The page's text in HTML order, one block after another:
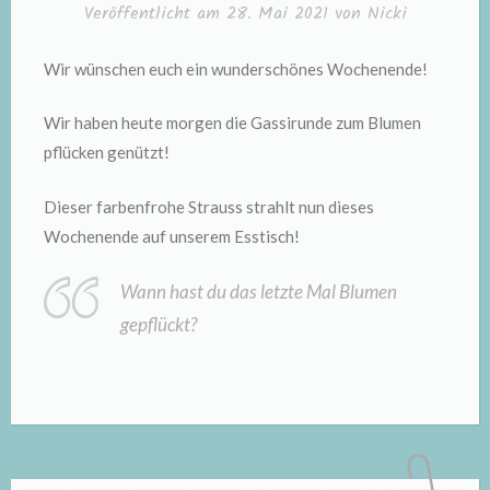
Veröffentlicht am 28. Mai 2021 von Nicki
Wir wünschen euch ein wunderschönes Wochenende!
Wir haben heute morgen die Gassirunde zum Blumen
pflücken genützt!
Dieser farbenfrohe Strauss strahlt nun dieses
Wochenende auf unserem Esstisch!
Wann hast du das letzte Mal Blumen
gepflückt?